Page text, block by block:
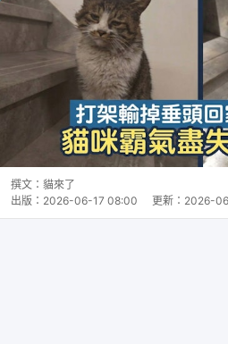
撰文： 貓來了
出版： 2026-06-17 08:00 更新： 2026-